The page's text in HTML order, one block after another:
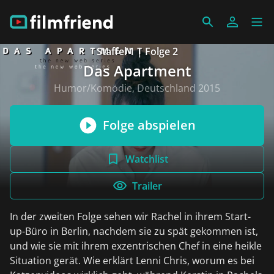
Staffel 1 | Folge 2
Das Apartment
Humor/Komödie, Deutschland 2015
Folge abspielen
Watchlist
Trailer
In der zweiten Folge sehen wir Rachel in ihrem Start-
up-Büro in Berlin, nachdem sie zu spät gekommen ist,
und wie sie mit ihrem exzentrischen Chef in eine heikle
Situation gerät. Wie erklärt Lenni Chris, worum es bei